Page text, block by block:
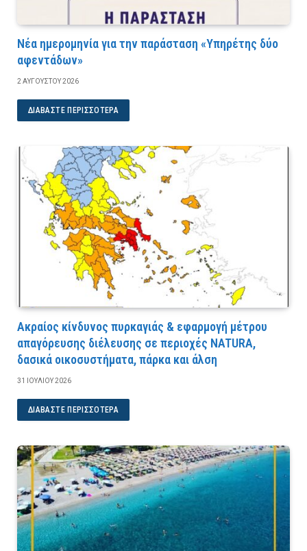
Νέα ημερομηνία για την παράσταση «Υπηρέτης δύο
αφεντάδων»
2 ΑΥΓΟΎΣΤΟΥ 2026
ΔΙΑΒΆΣΤΕ ΠΕΡΙΣΣΌΤΕΡΑ
Ακραίος κίνδυνος πυρκαγιάς & εφαρμογή μέτρου
απαγόρευσης διέλευσης σε περιοχές NATURA,
δασικά οικοσυστήματα, πάρκα και άλση
31 ΙΟΥΛΊΟΥ 2026
ΔΙΑΒΆΣΤΕ ΠΕΡΙΣΣΌΤΕΡΑ